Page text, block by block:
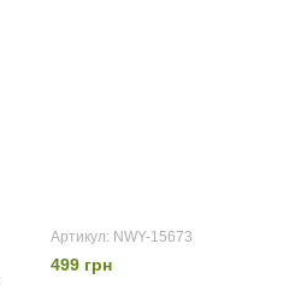
Артикул: NWY-15673
499 грн